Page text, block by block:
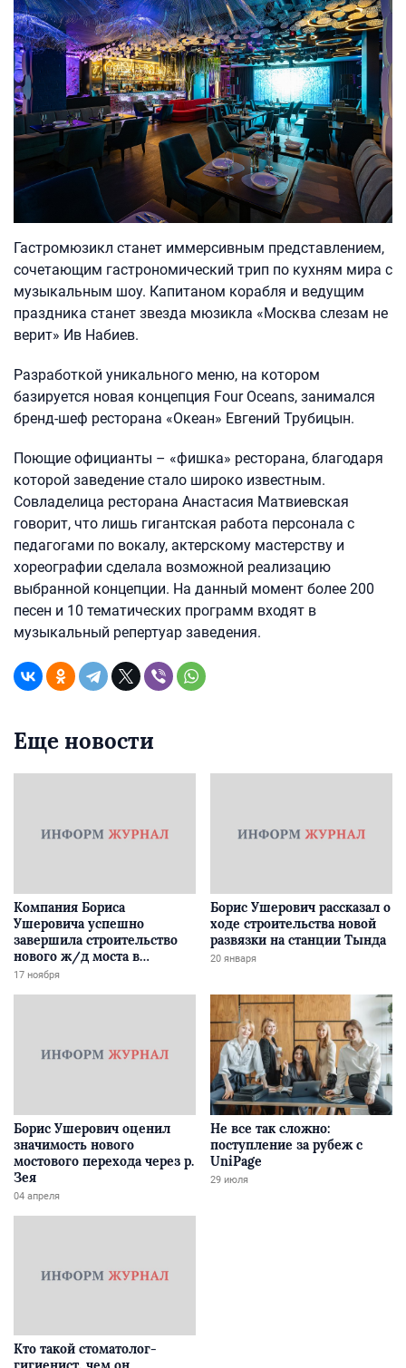
Гастромюзикл станет иммерсивным представлением,
сочетающим гастрономический трип по кухням мира с
музыкальным шоу. Капитаном корабля и ведущим
праздника станет звезда мюзикла «Москва слезам не
верит» Ив Набиев.
Разработкой уникального меню, на котором
базируется новая концепция Four Oceans, занимался
бренд-шеф ресторана «Океан» Евгений Трубицын.
Поющие официанты – «фишка» ресторана, благодаря
которой заведение стало широко известным.
Совладелица ресторана Анастасия Матвиевская
говорит, что лишь гигантская работа персонала с
педагогами по вокалу, актерскому мастерству и
хореографии сделала возможной реализацию
выбранной концепции. На данный момент более 200
песен и 10 тематических программ входят в
музыкальный репертуар заведения.
Еще новости
Компания Бориса
Ушеровича успешно
завершила строительство
нового ж/д моста в
Забайкалье
17 ноября
Борис Ушерович рассказал о
ходе строительства новой
развязки на станции Тында
20 января
Борис Ушерович оценил
значимость нового
мостового перехода через р.
Зея
04 апреля
Не все так сложно:
поступление за рубеж с
UniPage
29 июля
Кто такой стоматолог-